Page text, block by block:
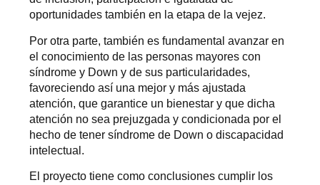
oportunidades también en la etapa de la vejez.
Por otra parte, también es fundamental avanzar en
el conocimiento de las personas mayores con
síndrome y Down y de sus particularidades,
favoreciendo así una mejor y más ajustada
atención, que garantice un bienestar y que dicha
atención no sea prejuzgada y condicionada por el
hecho de tener síndrome de Down o discapacidad
intelectual.
El proyecto tiene como conclusiones cumplir los